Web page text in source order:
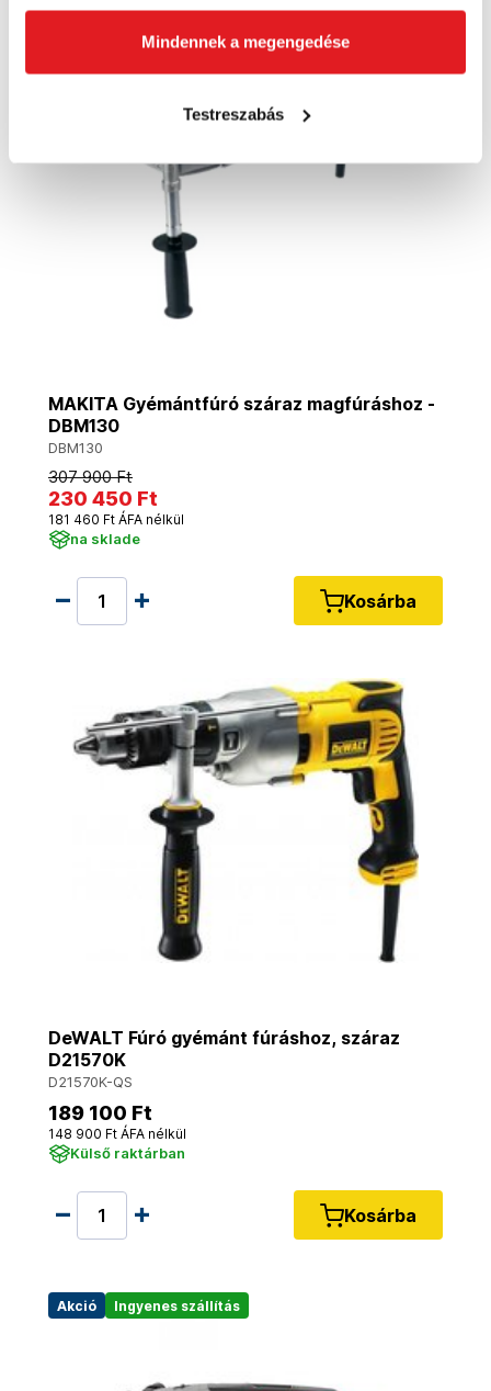
Mindennek a megengedése
Testreszabás
MAKITA Gyémántfúró száraz magfúráshoz -
DBM130
DBM130
307 900 Ft
230 450 Ft
181 460 Ft ÁFA nélkül
na sklade
Kosárba
DeWALT Fúró gyémánt fúráshoz, száraz
D21570K
D21570K-QS
189 100 Ft
148 900 Ft ÁFA nélkül
Külső raktárban
Kosárba
Akció Ingyenes szállítás